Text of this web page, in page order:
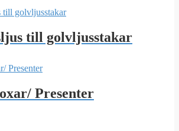
till golvljusstakar
Presenter